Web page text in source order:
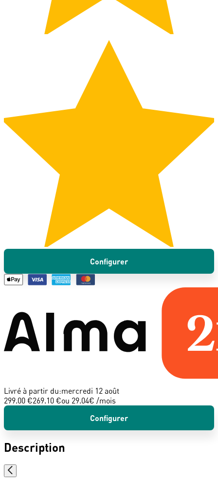
Configurer
Livré à partir du:mercredi 12 août
299.00 €269.10 €ou 29.04€ /mois
Configurer
Description